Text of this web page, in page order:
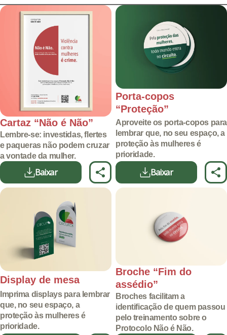
Cartaz “Não é Não”
Lembre-se: investidas, flertes
e paqueras não podem cruzar
a vontade da mulher.
Baixar
Porta-copos
“Proteção”
Aproveite os porta-copos para
lembrar que, no seu espaço, a
proteção às mulheres é
prioridade.
Baixar
Display de mesa
Imprima displays para lembrar
que, no seu espaço, a
proteção às mulheres é
prioridade.
Broche “Fim do
assédio”
Broches facilitam a
identificação de quem passou
pelo treinamento sobre o
Protocolo Não é Não.